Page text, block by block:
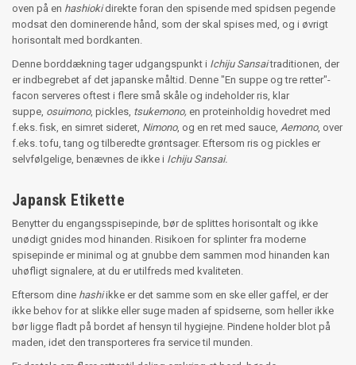
oven på en hashiokidirekte foran den spisende med spidsen pegende
modsat den dominerende hånd, som der skal spises med, og i øvrigt
horisontalt med bordkanten.
Denne borddækning tager udgangspunkt i Ichiju Sansaitraditionen, der
er indbegrebet af det japanske måltid. Denne "En suppe og tre retter"-
facon serveres oftest i flere små skåle og indeholder ris, klar
suppe, osuimono, pickles, tsukemono, en proteinholdig hovedret med
f.eks. fisk, en simret sideret, Nimono, og en ret med sauce, Aemono, over
f.eks. tofu, tang og tilberedte grøntsager. Eftersom ris og pickles er
selvfølgelige, benævnes de ikke i Ichiju Sansai.
Japansk Etikette
Benytter du engangsspisepinde, bør de splittes horisontalt og ikke
unødigt gnides mod hinanden. Risikoen for splinter fra moderne
spisepinde er minimal og at gnubbe dem sammen mod hinanden kan
uhøfligt signalere, at du er utilfreds med kvaliteten.
Eftersom dine hashiikke er det samme som en ske eller gaffel, er der
ikke behov for at slikke eller suge maden af spidserne, som heller ikke
bør ligge fladt på bordet af hensyn til hygiejne. Pindene holder blot på
maden, idet den transporteres fra service til munden.